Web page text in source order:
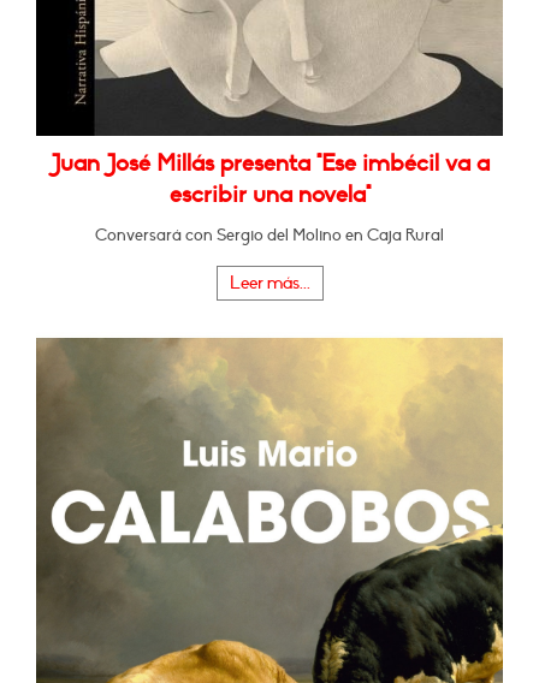
Juan José Millás presenta "Ese imbécil va a
escribir una novela"
Conversará con Sergio del Molino en Caja Rural
Leer más...